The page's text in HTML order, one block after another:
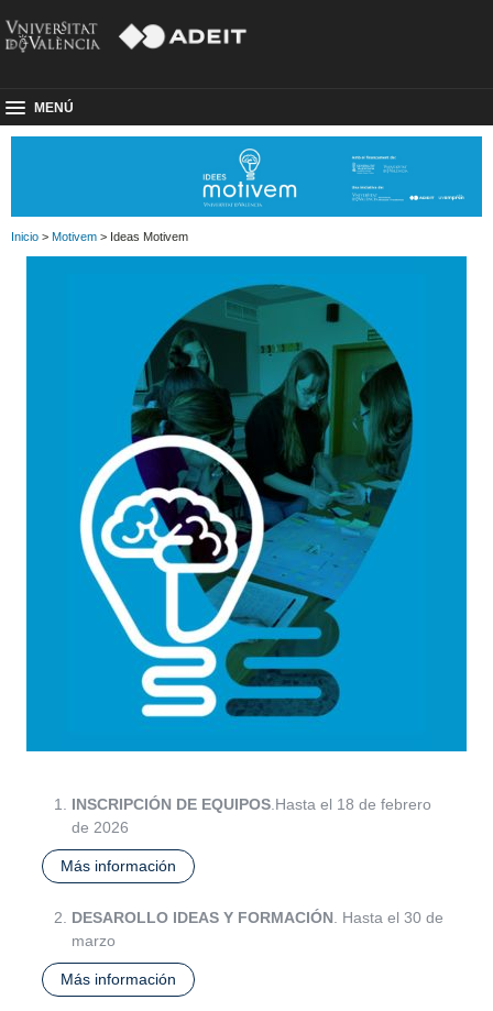
MENÚ
Inicio > Motivem > Ideas Motivem
INSCRIPCIÓN DE EQUIPOS.Hasta el 18 de febrero
de 2026
Más información
DESAROLLO IDEAS Y FORMACIÓN . Hasta el 30 de
marzo
Más información